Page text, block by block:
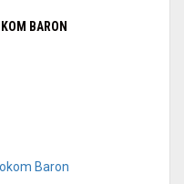
BARON